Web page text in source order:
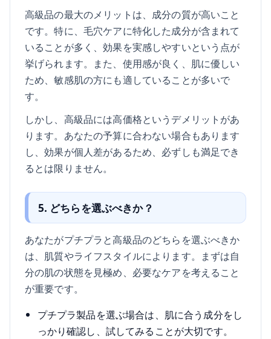
高級品の最大のメリットは、成分の質が高いこと
です。特に、毛穴ケアに特化した成分が含まれて
いることが多く、効果を実感しやすいという点が
挙げられます。また、使用感が良く、肌に優しい
ため、敏感肌の方にも適していることが多いで
す。
しかし、高級品には高価格というデメリットがあ
ります。あなたの予算に合わない場合もあります
し、効果が個人差があるため、必ずしも満足でき
るとは限りません。
5. どちらを選ぶべきか？
あなたがプチプラと高級品のどちらを選ぶべきか
は、肌質やライフスタイルによります。まずは自
分の肌の状態を見極め、必要なケアを考えること
が重要です。
プチプラ製品を選ぶ場合は、肌に合う成分をし
っかり確認し、試してみることが大切です。